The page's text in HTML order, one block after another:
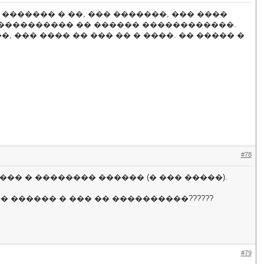
� ��, ��� �������, ��� ����
�� ������ ������������.
��� ���� �� ��� �� � ����. �� ����� �
#78
� �������� ������ (� ��� �����).
������ � ��� �� ����������??????
#79